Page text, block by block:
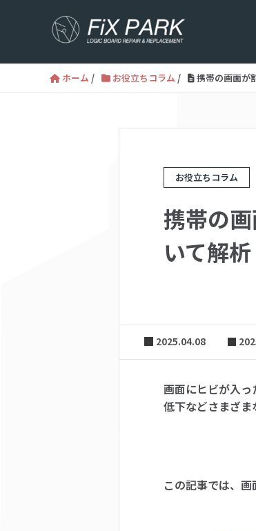
ホーム / お役立ちコラム / 携帯の画面が
お役立ちコラム
携帯の
いて解析
2025.04.08
画面にヒビが入
低下などさまざま
この記事では、